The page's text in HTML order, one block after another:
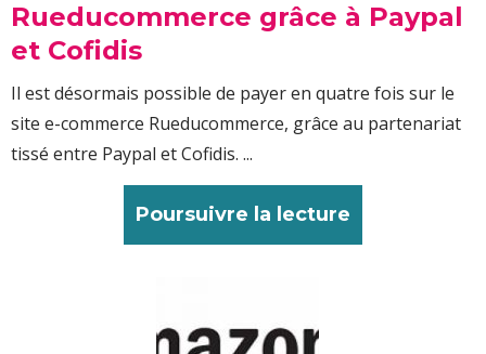
Rueducommerce grâce à Paypal
et Cofidis
Il est désormais possible de payer en quatre fois sur le
site e-commerce Rueducommerce, grâce au partenariat
tissé entre Paypal et Cofidis. ...
Poursuivre la lecture